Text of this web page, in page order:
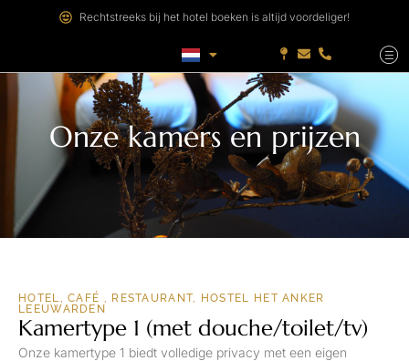
Rechtstreeks bij het hotel boeken is altijd voordeliger!
Onze kamers en prijzen
HOTEL, CAFÉ , RESTAURANT, HOSTEL HET ANKER
LEEUWARDEN
Kamertype 1 (met douche/toilet/tv)
Onze kamertype 1 biedt volledige privacy met een eigen